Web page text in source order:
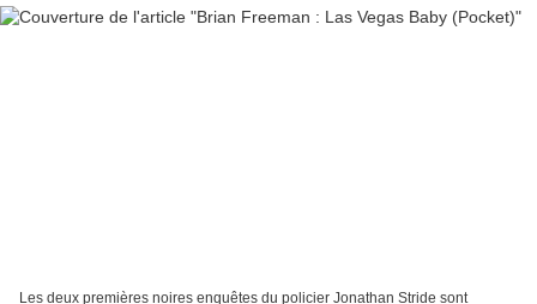
Les deux premières noires enquêtes du policier Jonathan Stride sont